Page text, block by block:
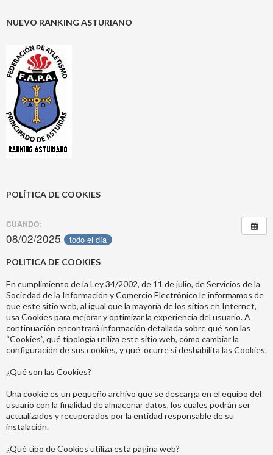
NUEVO RANKING ASTURIANO
POLÍTICA DE COOKIES
CUANDO:
08/02/2025 todo el día
POLITICA DE COOKIES
En cumplimiento de la Ley 34/2002, de 11 de julio, de Servicios de la
Sociedad de la Información y Comercio Electrónico le informamos de
que este sitio web, al igual que la mayoría de los sitios en Internet,
usa Cookies para mejorar y optimizar la experiencia del usuario. A
continuación encontrará información detallada sobre qué son las
“Cookies”, qué tipología utiliza este sitio web, cómo cambiar la
configuración de sus cookies, y qué ocurre si deshabilita las Cookies.
¿Qué son las Cookies?
Una cookie es un pequeño archivo que se descarga en el equipo del
usuario con la finalidad de almacenar datos, los cuales podrán ser
actualizados y recuperados por la entidad responsable de su
instalación.
¿Qué tipo de Cookies utiliza esta página web?